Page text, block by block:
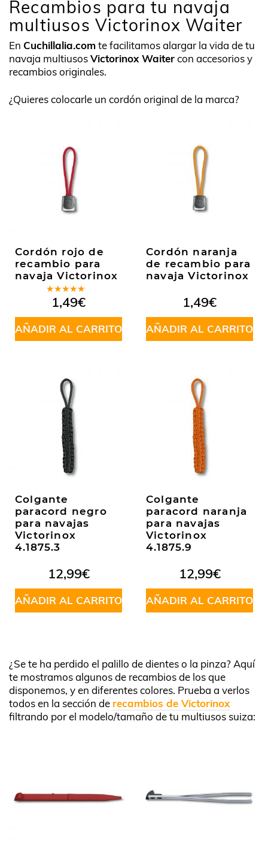
Recambios para tu navaja
multiusos Victorinox Waiter
En Cuchillalia.comte facilitamos alargar la vida de tu
navaja multiusosVictorinox Waitercon accesorios y
recambios originales.
¿Quieres colocarle un cordón original de la marca?
Cordón rojo de
recambio para
navaja Victorinox
Valorado
en5.00de
5
1,49€
AÑADIR AL CARRITO
Cordón naranja
de recambio para
navaja Victorinox
1,49€
AÑADIR AL CARRITO
Colgante
paracord negro
para navajas
Victorinox
4.1875.3
12,99€
AÑADIR AL CARRITO
Colgante
paracord naranja
para navajas
Victorinox
4.1875.9
12,99€
AÑADIR AL CARRITO
¿Se te ha perdido el palillo de dientes o la pinza? Aquí
te mostramos algunos de recambios de los que
disponemos, y en diferentes colores. Prueba a verlos
todos en la sección de recambios de Victorinox
filtrando por el modelo/tamaño de tu multiusos suiza: